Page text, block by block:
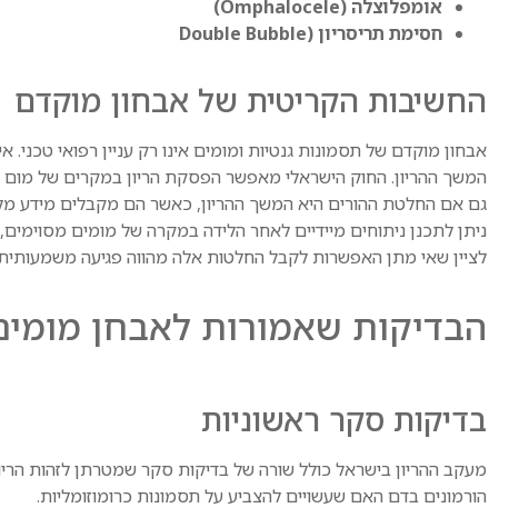
אומפלוצלה (Omphalocele)
חסימת תריסריון (Double Bubble
החשיבות הקריטית של אבחון מוקדם
אבחון מוקדם של תסמונות גנטיות ומומים אינו רק עניין רפואי
המשך ההריון. החוק הישראלי מאפשר הפסקת הריון במקרים של מום
גם אם החלטת ההורים היא המשך ההריון, כאשר הם מקבלים מידע
ניתן לתכנן ניתוחים מיידיים לאחר הלידה במקרה של מומים
לציין שאי מתן האפשרות לקבל החלטות אלה מהווה פגיעה משמעותית
הבדיקות שאמורות לאבחן
בדיקות סקר ראשוניות
מעקב ההריון בישראל כולל שורה של בדיקות סקר שמטרתן לזהות
הורמונים בדם האם שעשויים להצביע על תסמונות כרומוזומליות.